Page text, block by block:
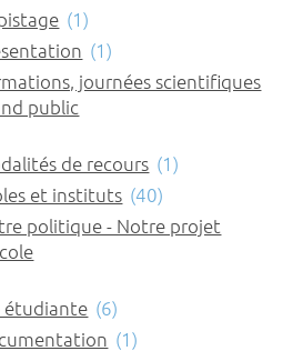
(1)
(1)
journées scientifiques
public
de recours (1)
et instituts (40)
politique - Notre projet
étudiante (6)
(1)